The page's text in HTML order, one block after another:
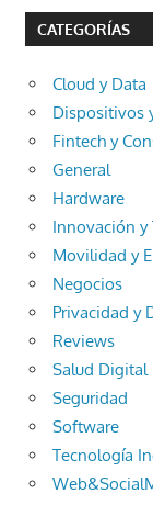
CATEGORÍAS
Cloud y Data
Dispositivos
Fintech y
General
Hardware
Innovación y
Movilidad y
Negocios
Privacidad y
Reviews
Salud Digital
Seguridad
Software
Tecnología